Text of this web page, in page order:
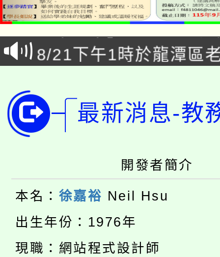
「本色祭」8/29、30在
場熱烈登場!
8/21下午1時於龍潭區
局官網。
8月14至27日，桃園電
開!
115年桃園市運動會8/
視費優惠，中低收入戶
半價優惠，詳情可洽有
者。
大園自造教育及科技
份教師增能研習
大溪自造教育及科技中
份教師研習
淨零綠生活教案入校路
會
115年食農教育專業人
最新消息-教
開發者簡介
本名： 徐嘉裕 Neil Hsu
出生年份：1976年
現職：網站程式設計師